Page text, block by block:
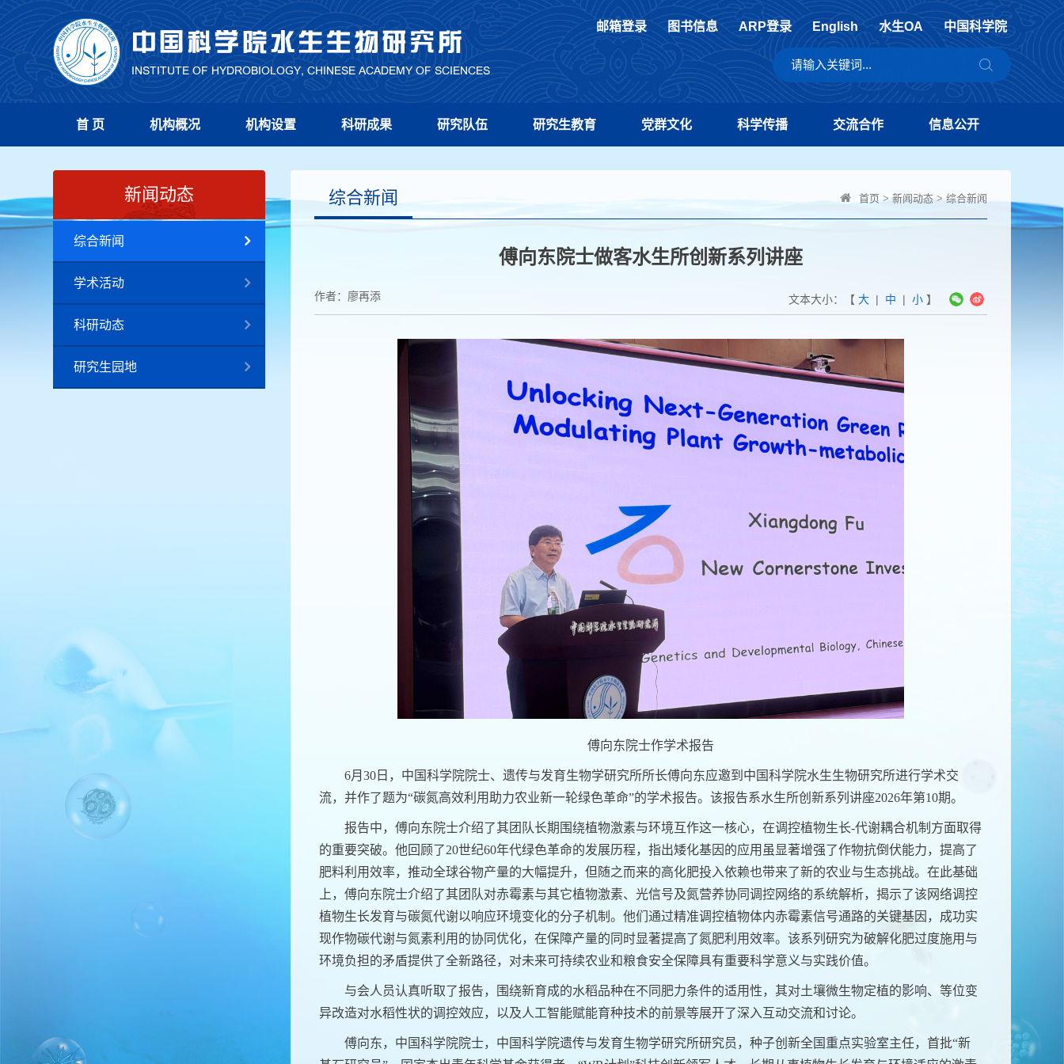
邮箱登录 图书信息 ARP登录 English 水生OA 中国科学院
首 页 机构概况 机构设置 科研成果 研究队伍 研究生教育 党群文化 科学传播 交流合作 信息公开
新闻动态
综合新闻
学术活动
科研动态
研究生园地
综合新闻 首页 >新闻动态>综合新闻
傅向东院士做客水生所创新系列讲座
作者：廖再添 文本大小：【 大| 中 | 小】
傅向东院士作学术报告
6月 30 日，中国科学院院士、 遗传与发育生物学研究所所长傅向东应邀到中国科学院水生生物研究所进行学术交
流，并作了题为“碳氮高效利用助力农业新一轮绿色革命”的学术报告。该报告系水生所创新系列讲座2026年第10期。
报告中， 傅向东院士介绍了其团队长期围绕植物激素与环境互作这一核心，在调控植物生长-代谢耦合机制方面取得
的重要突破。他回顾了20世纪60年代绿色革命的发展历程，指出矮化基因的应用虽显著增强了作物抗倒伏能力，提高了
肥料利用效率， 推动全球谷物产量的大幅提升，但随之而来的高化肥投入依赖也带来了新的农业与生态挑战。 在此基础
上， 傅向东院士介绍了其团队对赤霉素与其它植物激素、光信号及氮营养协同调控网络的系统解析，揭示了该网络调控
植物生长发育与碳氮代谢以响应环境变化的分子机制 。他们 通过精准调控植物体内赤霉素信号通路的关键基因， 成功实
现作物碳代谢与氮素利用的协同优化，在保障产量的同时显著提高了氮肥利用效率。 该系列研究为破解化肥过度施用与
环境负担的矛盾提供了全新路径， 对未来可持续农业和粮食安全保障具有重要科学意义与实践价值。
与会人员认真听取了报告，围绕新育成的水稻品种在不同肥力条件的适用性，其对土壤微生物定植的影响、 等位变
异改造对水稻性状的调控效应，以及人工智能赋能育种技术的前景等展开了深入 互动交流和讨论。
傅向东，中国科学院院士， 中国科学院遗传与发育生物学研究所研究员 ，种子创新全国重点实验室主任，首批“新